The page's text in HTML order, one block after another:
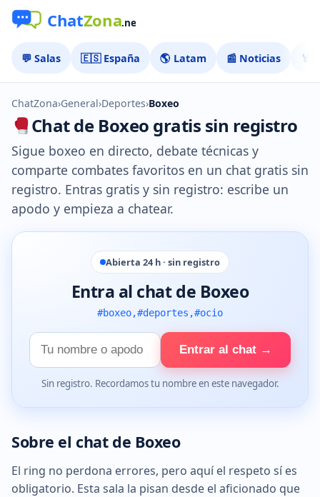
💬 Salas 🇪🇸 España 🌎 Latam 📰 Noticias 🏅
ChatZona›General›Deportes›Boxeo
Chat de Boxeo gratis sin registro
Sigue boxeo en directo, debate técnicas y
comparte combates favoritos en un chat gratis sin
registro. Entras gratis y sin registro: escribe un
apodo y empieza a chatear.
Abierta 24 h · sin registro
Entra al chat de Boxeo
#boxeo,#deportes,#ocio
Tu
nombre
Entrar al chat →
Sin registro. Recordamos tu nombre en este navegador.
Sobre el chat de Boxeo
El ring no perdona errores, pero aquí el respeto sí es
obligatorio. Esta sala la pisan desde el aficionado que